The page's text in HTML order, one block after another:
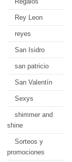
Rey Leon
reyes
San Isidro
san patricio
San Valentín
Sexys
shimmer and
shine
Sorteos y
promociones